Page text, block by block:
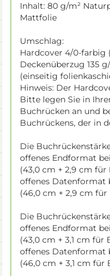
Inhalt: 80 g/m²
Mattfolie
Umschlag:
Hardcover 4/0-farbig
Deckenüberzug 135
(einseitig
Hinweis: Der
Bitte legen Sie in
Buchrücken an und
Buchrückens, der in
Die
offenes Endformat
(43,0 cm + 2,9 cm für
offenes Datenformat
(46,0 cm + 2,9 cm
Die
offenes Endformat
(43,0 cm + 3,1 cm für
offenes Datenformat
(46,0 cm + 3,1 cm für